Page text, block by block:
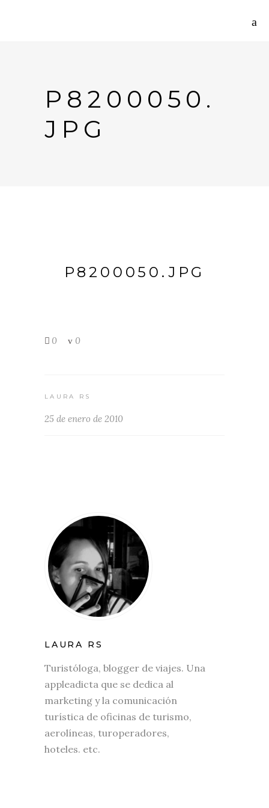
P8200050.
JPG
P8200050.JPG
0 0
LAURA RS
25 de enero de 2010
LAURA RS
Turistóloga, blogger de viajes. Una
appleadicta que se dedica al
marketing y la comunicación
turística de oficinas de turismo,
aerolíneas, turoperadores,
hoteles. etc.